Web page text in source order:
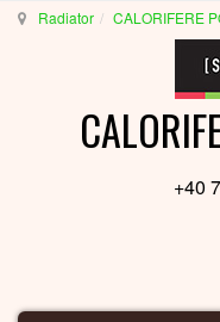
Radiator CALORIFERE
+40